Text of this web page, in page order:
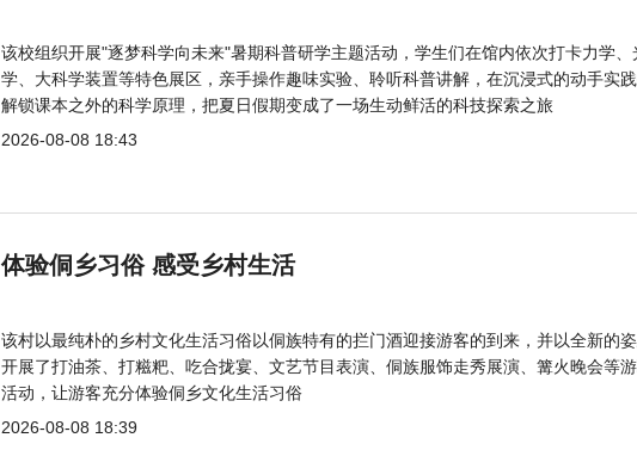
该校组织开展"逐梦科学向未来"暑期科普研学主题活动，学生们在馆内依次打卡力学、
学、大科学装置等特色展区，亲手操作趣味实验、聆听科普讲解，在沉浸式的动手实
解锁课本之外的科学原理，把夏日假期变成了一场生动鲜活的科技探索之旅
2026-08-08 18:43
体验侗乡习俗 感受乡村生活
该村以最纯朴的乡村文化生活习俗以侗族特有的拦门酒迎接游客的到来，并以全新的
开展了打油茶、打糍粑、吃合拢宴、文艺节目表演、侗族服饰走秀展演、篝火晚会等
活动，让游客充分体验侗乡文化生活习俗
2026-08-08 18:39